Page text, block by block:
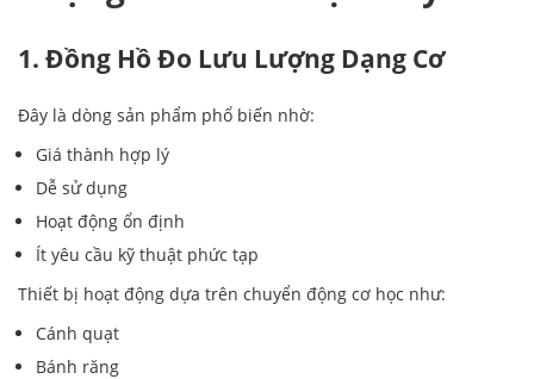
1. Đồng Hồ Đo Lưu Lượng Dạng Cơ
Đây là dòng sản phẩm phổ biến nhờ:
Giá thành hợp lý
Dễ sử dụng
Hoạt động ổn định
Ít yêu cầu kỹ thuật phức tạp
Thiết bị hoạt động dựa trên chuyển động cơ học như:
Cánh quạt
Bánh răng